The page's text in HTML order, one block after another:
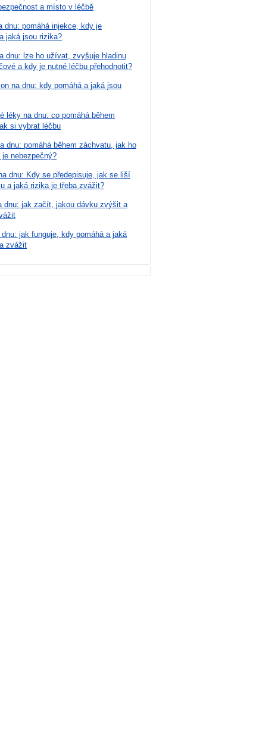
a místo v léčbě
dnu: pomáhá injekce, kdy je
jaká jsou rizika?
dnu: lze ho užívat, zvyšuje hladinu
a kdy je nutné léčbu přehodnotit?
na dnu: kdy pomáhá a jaká jsou
léky na dnu: co pomáhá během
si vybrat léčbu
dnu: pomáhá během záchvatu, jak ho
nebezpečný?
dnu: Kdy se předepisuje, jak se liší
a jaká rizika je třeba zvážit?
dnu: jak začít, jakou dávku zvýšit a
dnu: jak funguje, kdy pomáhá a jaká
zvážit
nízkou tělesnou
denní dávku 3000 mg.
paracetamol.
riziko. Krátkodobá